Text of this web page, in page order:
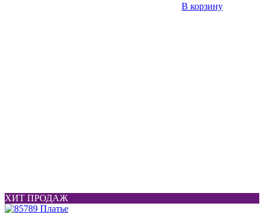
В корзину
ХИТ ПРОДАЖ